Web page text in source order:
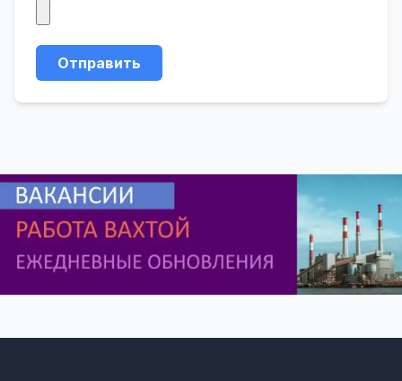
Отправить